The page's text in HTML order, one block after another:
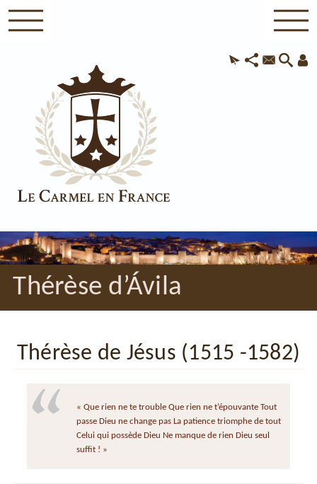
Thérèse d’Ávila
Thérèse de Jésus (1515 -1582)
« Que rien ne te trouble Que rien ne t’épouvante Tout
passe Dieu ne change pas La patience triomphe de tout
Celui qui possède Dieu Ne manque de rien Dieu seul
suffit ! »